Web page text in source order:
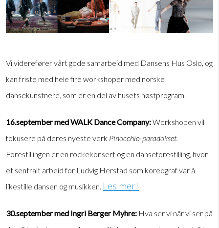
Vi viderefører vårt gode samarbeid med Dansens Hus Oslo, og
kan friste med hele fire workshoper med norske
dansekunstnere, som er en del av husets høstprogram.
16.september med WALK Dance Company:Workshopen vil
fokusere på deres nyeste verk Pinocchio-paradokset.
Forestillingen er en rockekonsert og en danseforestilling, hvor
et sentralt arbeid for Ludvig Herstad som koreograf var å
likestille dansen og musikken. Les mer!
30.september med Ingri Berger Myhre: Hva ser vi når vi ser på